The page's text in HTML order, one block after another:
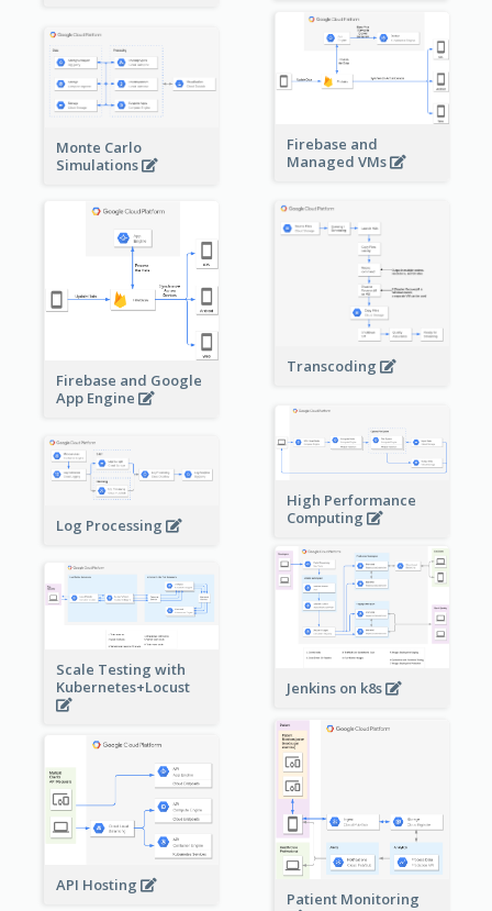
Firebase and
Managed VMs
Monte Carlo
Simulations
Firebase and Google
App Engine
Transcoding
High Performance
Computing
Log Processing
Jenkins on k8s
Scale Testing with
Kubernetes+Locust
Patient Monitoring
API Hosting